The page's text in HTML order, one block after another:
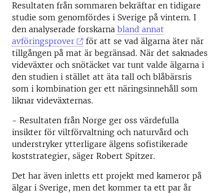
Resultaten från sommaren bekräftar en tidigare
studie som genomfördes i Sverige på vintern. I
den analyserade forskarna bland annat
avföringsprover
för att se vad älgarna äter när
tillgången på mat är begränsad. När det saknades
videväxter och snötäcket var tunt valde älgarna i
den studien i stället att äta tall och blåbärsris
som i kombination ger ett näringsinnehåll som
liknar videväxternas.
- Resultaten från Norge ger oss värdefulla
insikter för viltförvaltning och naturvård och
understryker ytterligare älgens sofistikerade
koststrategier, säger Robert Spitzer.
Det har även inletts ett projekt med kameror på
älgar i Sverige, men det kommer ta ett par år